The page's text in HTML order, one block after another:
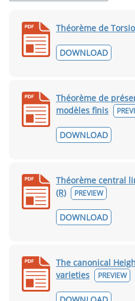
Théorème de
DOWNLOAD
Théorème de
modèles finis
DOWNLOAD
Théorème central
(R)
PREVIEW
DOWNLOAD
The canonical
varieties
PREVIEW